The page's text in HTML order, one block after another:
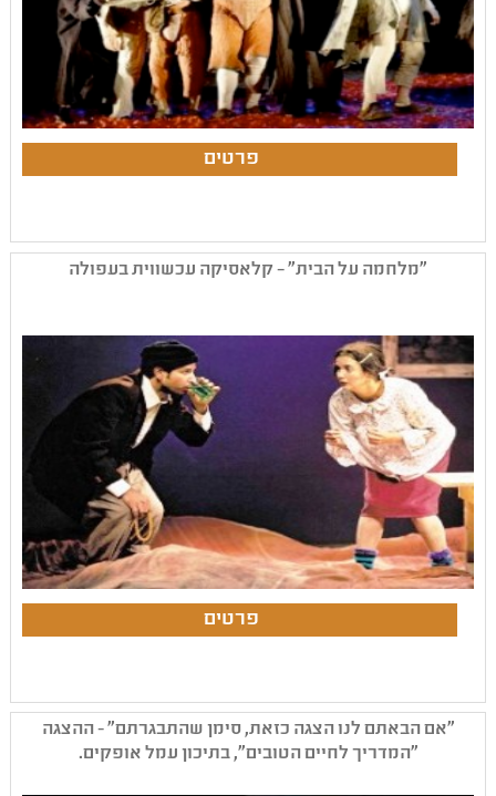
"מלחמה על הבית" – קלאסיקה עכשווית בעפולה
"אם הבאתם לנו הצגה כזאת, סימן שהתבגרתם" - ההצגה
"המדריך לחיים הטובים", בתיכון עמל אופקים.